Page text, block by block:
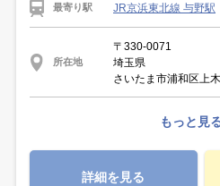
最寄り駅 JR京浜東北線 与野駅
所在地
〒330-0071
埼玉県
さいたま市浦和区上
もっと見
詳細を見る